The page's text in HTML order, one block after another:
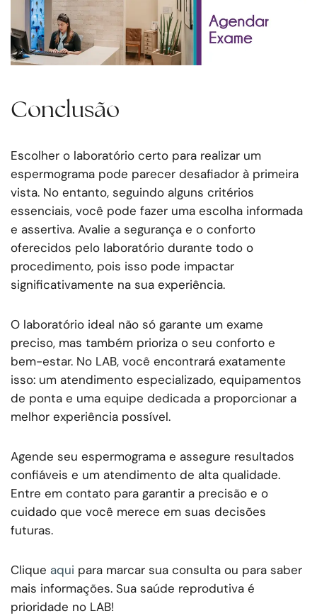
Conclusão
Escolher o laboratório certo para realizar um
espermograma pode parecer desafiador à primeira
vista. No entanto, seguindo alguns critérios
essenciais, você pode fazer uma escolha informada
e assertiva. Avalie a segurança e o conforto
oferecidos pelo laboratório durante todo o
procedimento, pois isso pode impactar
significativamente na sua experiência.
O laboratório ideal não só garante um exame
preciso, mas também prioriza o seu conforto e
bem-estar. No LAB, você encontrará exatamente
isso: um atendimento especializado, equipamentos
de ponta e uma equipe dedicada a proporcionar a
melhor experiência possível.
Agende seu espermograma e assegure resultados
confiáveis e um atendimento de alta qualidade.
Entre em contato para garantir a precisão e o
cuidado que você merece em suas decisões
futuras.
Clique aqui para marcar sua consulta ou para saber
mais informações. Sua saúde reprodutiva é
prioridade no LAB!